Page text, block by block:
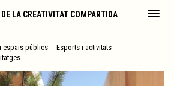
LA CREATIVITAT COMPARTIDA
espais públics
Esports i activitats